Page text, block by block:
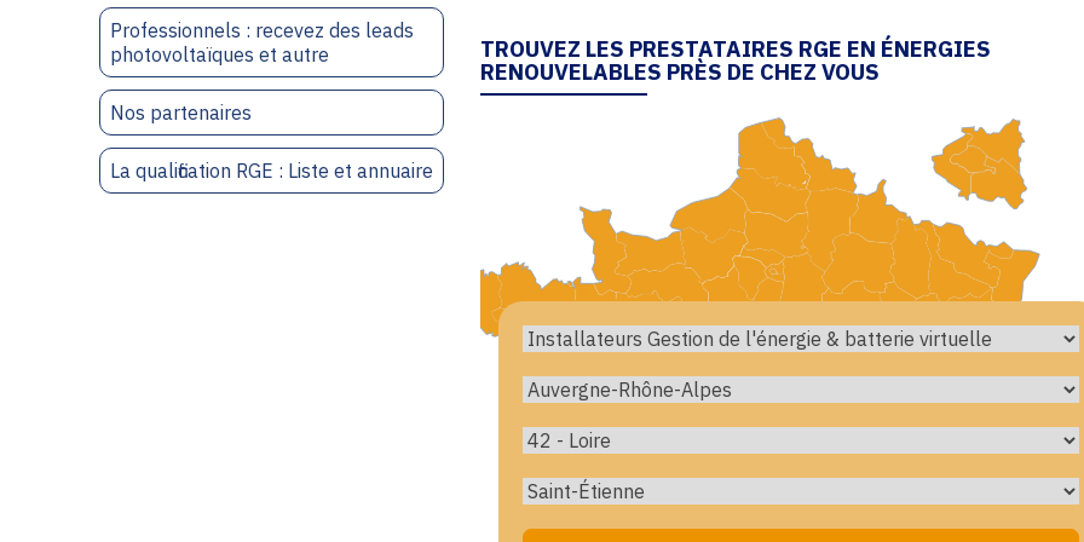
Professionnels : recevez des leads
photovoltaïques et autre
Nos partenaires
La qualification RGE : Liste et annuaire
TROUVEZ LES PRESTATAIRES RGE EN ÉNERGIES
RENOUVELABLES PRÈS DE CHEZ VOUS